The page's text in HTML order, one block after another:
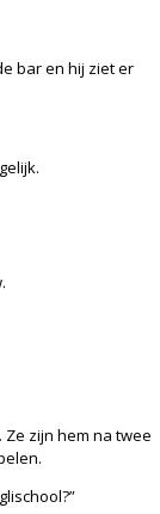
bar en hij ziet er
zijn hem na twee